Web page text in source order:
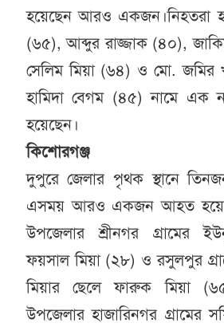
হয়েছেন আরও একজন।নিহতরা
(৬৫), আব্দুর রাজ্জাক (৪০),
সেলিম মিয়া (৬৪) ও মো.
হামিদা বেগম (৪৫) নামে এক
হয়েছেন।
কিশোরগঞ্জ
দুপুরে জেলার পৃথক স্থানে
এসময় আরও একজন আহত
উপজেলার শ্রীনগর গ্রামের
ফয়সাল মিয়া (২৮) ও রসুলপুর
মিয়ার ছেলে ফারুক মিয়া
উপজেলার হাজারিনগর